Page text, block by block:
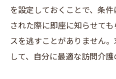
を設定しておくことで、条
された際に即座に知らせて
スを逃すことがありません
して、自分に最適な訪問介護